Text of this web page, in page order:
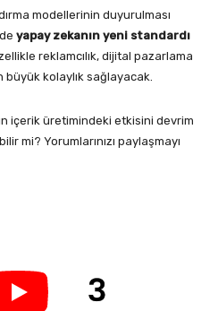
modellerinin duyurulması
yapay zekanın yeni standardı
reklamcılık, dijital pazarlama
kolaylık sağlayacak.
içerik üretimindeki etkisini devrim
mi? Yorumlarınızı paylaşmayı